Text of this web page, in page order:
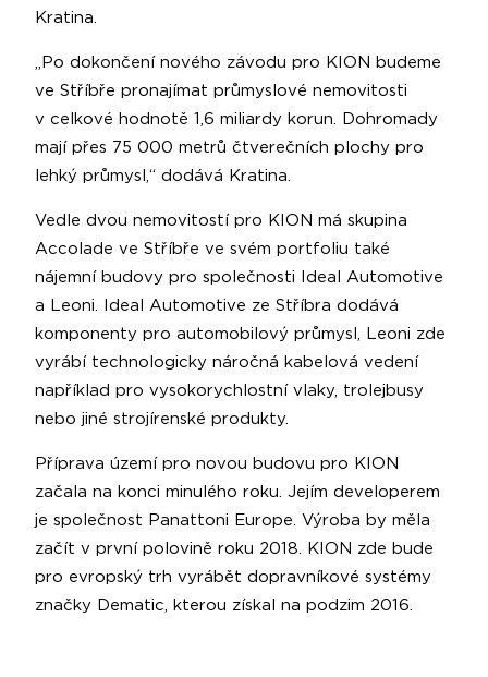
Kratina.
„Po dokončení nového závodu pro KION budeme
ve Stříbře pronajímat průmyslové nemovitosti
v celkové hodnotě 1,6 miliardy korun. Dohromady
mají přes 75 000 metrů čtverečních plochy pro
lehký průmysl,“ dodává Kratina.
Vedle dvou nemovitostí pro KION má skupina
Accolade ve Stříbře ve svém portfoliu také
nájemní budovy pro společnosti Ideal Automotive
a Leoni. Ideal Automotive ze Stříbra dodává
komponenty pro automobilový průmysl, Leoni zde
vyrábí technologicky náročná kabelová vedení
například pro vysokorychlostní vlaky, trolejbusy
nebo jiné strojírenské produkty.
Příprava území pro novou budovu pro KION
začala na konci minulého roku. Jejím developerem
je společnost Panattoni Europe. Výroba by měla
začít v první polovině roku 2018. KION zde bude
pro evropský trh vyrábět dopravníkové systémy
značky Dematic, kterou získal na podzim 2016.